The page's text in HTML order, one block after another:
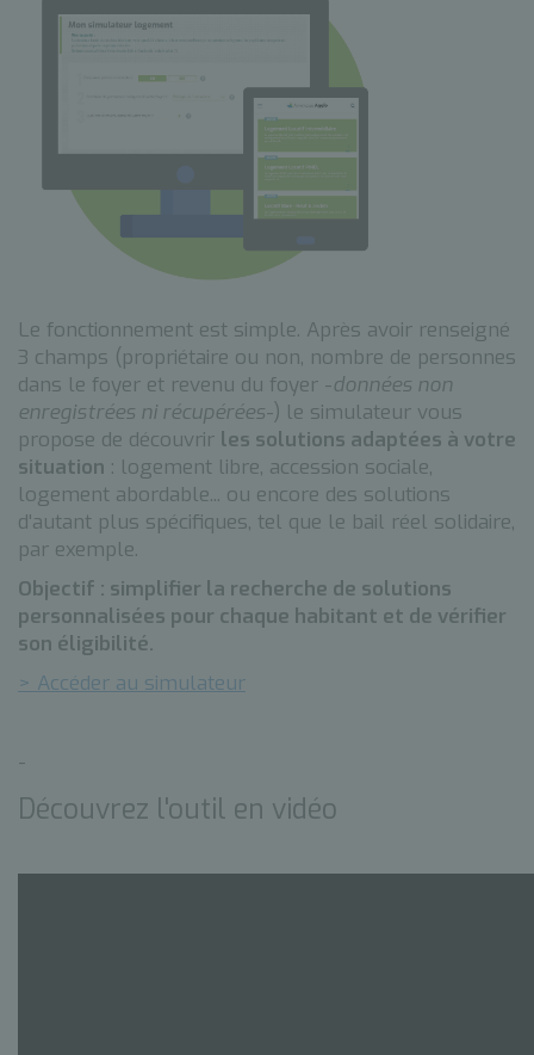
Le fonctionnement est simple. Après avoir renseigné
3 champs (propriétaire ou non, nombre de personnes
dans le foyer et revenu du foyer -données non
enregistrées ni récupérées-) le simulateur vous
propose de découvrir les solutions adaptées à votre
situation : logement libre, accession sociale,
logement abordable... ou encore des solutions
d'autant plus spécifiques, tel que le bail réel solidaire,
par exemple.
Objectif : simplifier la recherche de solutions
personnalisées pour chaque habitant et de vérifier
son éligibilité.
> Accéder au simulateur
-
Découvrez l'outil en vidéo